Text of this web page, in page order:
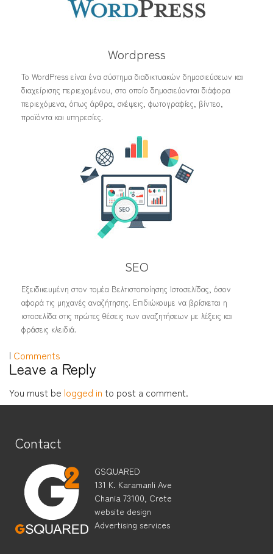
Wordpress
Το WordPress είναι ένα σύστημα διαδικτυακών δημοσιεύσεων και
διαχείρισης περιεχομένου, στο οποίο δημοσιεύονται διάφορα
περιεχόμενα, όπως άρθρα, σκέψεις, φωτογραφίες, βίντεο,
προϊόντα και υπηρεσίες.
SEO
Εξειδικευμένη στον τομέα Βελτιστοποίησης Ιστοσελίδας, όσον
αφορά τις μηχανές αναζήτησης. Επιδιώκουμε να βρίσκεται η
ιστοσελίδα στις πρώτες θέσεις των αναζητήσεων με λέξεις και
φράσεις κλειδιά.
| Comments
Leave a Reply
You must be logged in to post a comment.
Contact
GSQUARED
131 K. Karamanli Ave
Chania 73100, Crete
website design
Advertising services